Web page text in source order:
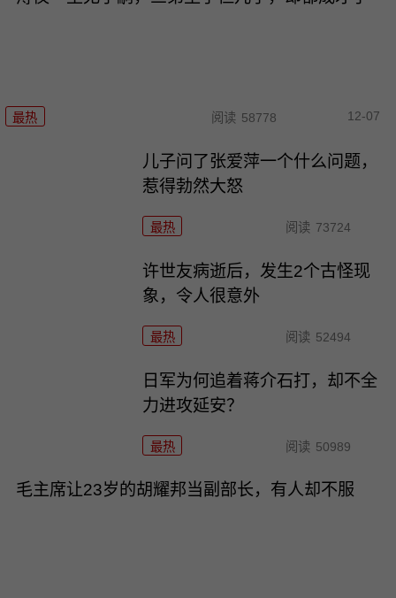
最热 阅读 58778 12-07
儿子问了张爱萍一个什么问题，
惹得勃然大怒
最热 阅读 73724
许世友病逝后，发生2个古怪现
象，令人很意外
最热 阅读 52494
日军为何追着蒋介石打，却不全
力进攻延安？
最热 阅读 50989
毛主席让23岁的胡耀邦当副部长，有人却不服